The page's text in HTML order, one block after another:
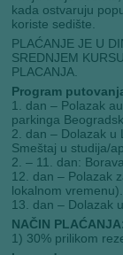
kada ostvaruju
koriste sedište.
PLAĆANJE JE U
SREDNJEM
PLACANJA.
Program
1. dan – Polazak
parkinga
2. dan – Dolazak u
Smeštaj u studija/
2. – 11. dan:
12. dan – Polazak
lokalnom vremenu).
13. dan – Dolazak
NAČIN PLAĆANJA:
1) 30% prilikom